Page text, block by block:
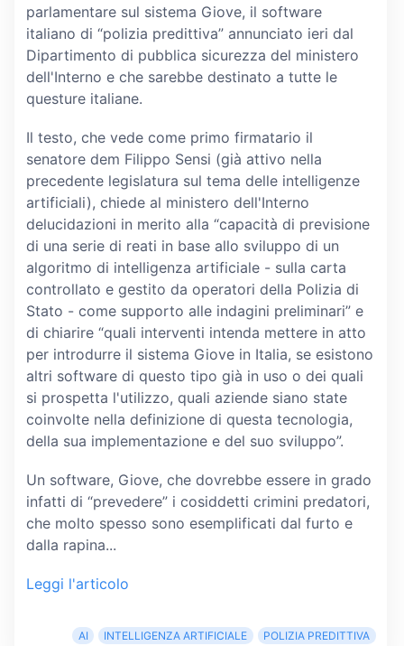
parlamentare sul sistema Giove, il software
italiano di “polizia predittiva” annunciato ieri dal
Dipartimento di pubblica sicurezza del ministero
dell'Interno e che sarebbe destinato a tutte le
questure italiane.
Il testo, che vede come primo firmatario il
senatore dem Filippo Sensi (già attivo nella
precedente legislatura sul tema delle intelligenze
artificiali), chiede al ministero dell'Interno
delucidazioni in merito alla “capacità di previsione
di una serie di reati in base allo sviluppo di un
algoritmo di intelligenza artificiale - sulla carta
controllato e gestito da operatori della Polizia di
Stato - come supporto alle indagini preliminari” e
di chiarire “quali interventi intenda mettere in atto
per introdurre il sistema Giove in Italia, se esistono
altri software di questo tipo già in uso o dei quali
si prospetta l'utilizzo, quali aziende siano state
coinvolte nella definizione di questa tecnologia,
della sua implementazione e del suo sviluppo”.
Un software, Giove, che dovrebbe essere in grado
infatti di “prevedere” i cosiddetti crimini predatori,
che molto spesso sono esemplificati dal furto e
dalla rapina...
Leggi l'articolo
AI INTELLIGENZA ARTIFICIALE
POLIZIA PREDITTIVA